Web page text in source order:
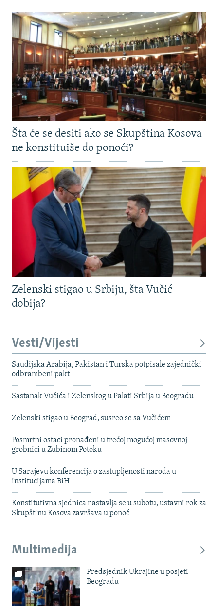
MOJA EVROPA
TRI DECENIJE OD RATA U BIH
SVE KARTE DEJTONA
NASTANAK I RASPAD JUGOSLAVIJE
Šta će se desiti ako se Skupština Kosova
ne konstituiše do ponoći?
Zelenski stigao u Srbiju, šta Vučić
dobija?
Vesti/Vijesti
Saudijska Arabija, Pakistan i Turska potpisale zajednički
odbrambeni pakt
Sastanak Vučića i Zelenskog u Palati Srbija u Beogradu
Zelenski stigao u Beograd, susreo se sa Vučićem
Posmrtni ostaci pronađeni u trećoj mogućoj masovnoj
grobnici u Zubinom Potoku
U Sarajevu konferencija o zastupljenosti naroda u
institucijama BiH
Konstitutivna sjednica nastavlja se u subotu, ustavni rok za
Skupštinu Kosova završava u ponoć
Multimedija
Predsjednik Ukrajine u posjeti
Beogradu